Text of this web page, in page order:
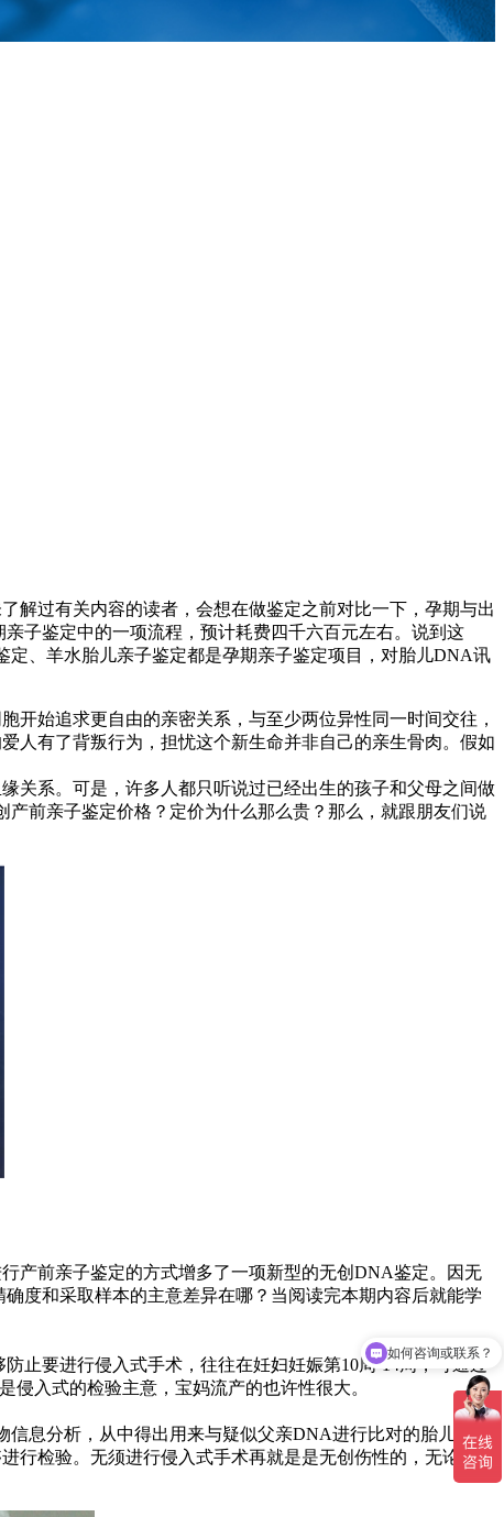
解过有关内容的读者，会想在做鉴定之前对比一下，孕期与出
子鉴定中的一项流程，预计耗费四千六百元左右。说到这
、羊水胎儿亲子鉴定都是孕期亲子鉴定项目，对胎儿DNA讯
开始追求更自由的亲密关系，与至少两位异性同一时间交往，
人有了背叛行为，担忧这个新生命并非自己的亲生骨肉。假如
关系。可是，许多人都只听说过已经出生的孩子和父母之间做
前亲子鉴定价格？定价为什么那么贵？那么，就跟朋友们说
产前亲子鉴定的方式增多了一项新型的无创DNA鉴定。因无
度和采取样本的主意差异在哪？当阅读完本期内容后就能学
止要进行侵入式手术，往往在妊妇妊娠第10周-14周，可通过
入式的检验主意，宝妈流产的也许性很大。
息分析，从中得出用来与疑似父亲DNA进行比对的胎儿DNA
行检验。无须进行侵入式手术再就是是无创伤性的，无论是宝
结果准确吗？出报告时间快吗？